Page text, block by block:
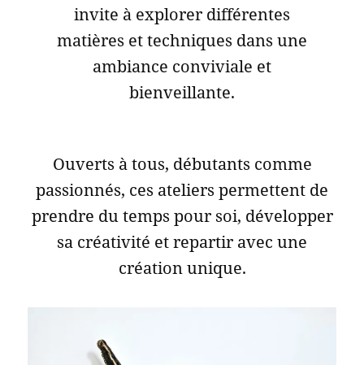
invite à explorer différentes
matières et techniques dans une
ambiance conviviale et
bienveillante.
Ouverts à tous, débutants comme
passionnés, ces ateliers permettent de
prendre du temps pour soi, développer
sa créativité et repartir avec une
création unique.